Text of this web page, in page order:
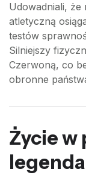
Udowadniali, że
atletyczną
testów
Silniejszy
Czerwoną, co
obronne
Życie w